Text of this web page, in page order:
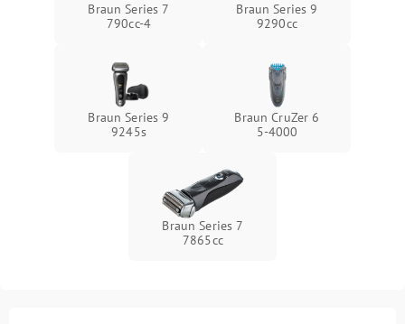
Braun Series 7
790cc‑4
Braun Series 9
9290cc
Braun Series 9
9245s
Braun CruZer 6
5‑4000
Braun Series 7
7865cc